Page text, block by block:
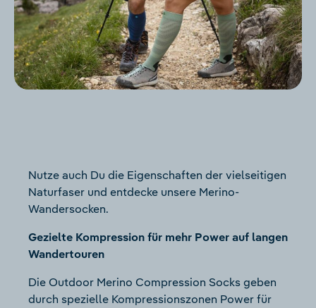
Nutze auch Du die Eigenschaften der vielseitigen
Naturfaser und entdecke unsere Merino-
Wandersocken.
Gezielte Kompression für mehr Power auf langen
Wandertouren
Die Outdoor Merino Compression Socks geben
durch spezielle Kompressionszonen Power für